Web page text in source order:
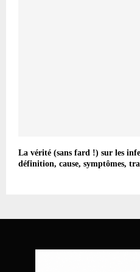
La vérité (sans fard !) sur les
définition, cause, symptômes,